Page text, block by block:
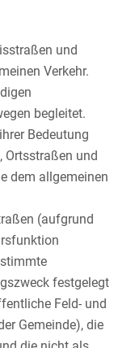
und
Verkehr.
begleitet.
Bedeutung
Ortsstraßen und
dem allgemeinen
(aufgrund
festgelegt
Feld- und
Gemeinde), die